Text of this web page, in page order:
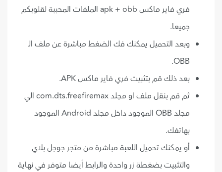
فري فاير ماكس apk + obb الملفات المحببة لقلوبكم
جميعا.
وبعد التحميل يمكنك فك الضغط مباشرة عن ملف الـ
OBB.
بعد ذلك قم بتثبيت فري فاير ماكس APK.
ثم قم بنقل ملف او مجلد com.dts.freefiremax الي
مجلد OBB الموجود داخل مجلد Android الموجود
بهاتفك.
أو يمكنك تحميل اللعبة مباشرة من متجر جوجل بلاي
والتثبيت بضغطة زر واحدة والرابط أيضا متوفر في نهاية